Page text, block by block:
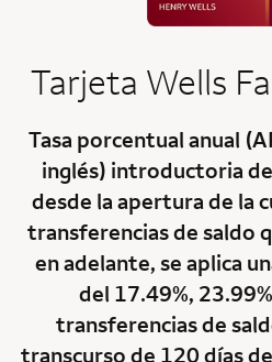
Tarjeta Wells
Tasa porcentual anual
inglés) introductoria
desde la apertura de la
transferencias de saldo
en adelante, se aplica
del 17.49%,
transferencias de
transcurso de 120 días